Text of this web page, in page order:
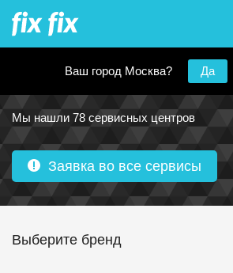
Ваш город Москва? Да
Ремонт наушников в Москве
Мы нашли 78 сервисных центров
Заявка во все сервисы
Выберите бренд